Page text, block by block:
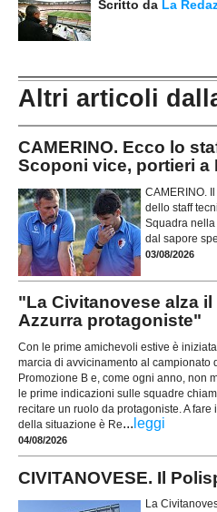
Scritto da La
Altri articoli
CAMERINO. Ecco lo
Scoponi vice, portieri a
CAMERINO.
dello staff
Squadra
dal sapore
03/08/2026
"La Civitanovese alza
Azzurra protagoniste"
Con le prime amichevoli estive è
marcia di avvicinamento al campionato
Promozione B e, come ogni anno, non
le prime indicazioni sulle squadre
recitare un ruolo da protagoniste. A fare
della situazione è Re... leggi
04/08/2026
CIVITANOVESE. Il
La